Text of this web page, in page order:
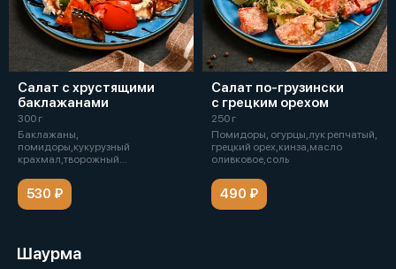
Салат с хрустящими
баклажанами
300 г
Баклажаны,
помидоры,кукурузный
крахмал,творожный
уксус,кунжут, кисло-сл
530 ₽
Салат по-грузински
с грецким орехом
250 г
Помидоры, огурцы,лук репчатый,
грецкий орех,кинза,масло
оливковое,соль
490 ₽
Шаурма